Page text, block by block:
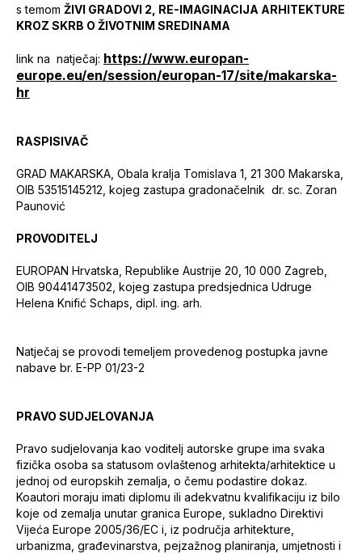
s temom ŽIVI GRADOVI 2, RE-IMAGINACIJA ARHITEKTURE
KROZ SKRB O ŽIVOTNIM SREDINAMA
link na natječaj: https://www.europan-
europe.eu/en/session/europan-17/site/makarska-
hr
RASPISIVAČ
GRAD MAKARSKA, Obala kralja Tomislava 1, 21 300 Makarska,
OIB 53515145212, kojeg zastupa gradonačelnik dr. sc. Zoran
Paunović
PROVODITELJ
EUROPAN Hrvatska, Republike Austrije 20, 10 000 Zagreb,
OIB 90441473502, kojeg zastupa predsjednica Udruge
Helena Knifić Schaps, dipl. ing. arh.
Natječaj se provodi temeljem provedenog postupka javne
nabave br. E-PP 01/23-2
PRAVO SUDJELOVANJA
Pravo sudjelovanja kao voditelj autorske grupe ima svaka
fizička osoba sa statusom ovlaštenog arhitekta/arhitektice u
jednoj od europskih zemalja, o čemu podastire dokaz.
Koautori moraju imati diplomu ili adekvatnu kvalifikaciju iz bilo
koje od zemalja unutar granica Europe, sukladno Direktivi
Vijeća Europe 2005/36/EC i, iz područja arhitekture,
urbanizma, građevinarstva, pejzažnog planiranja, umjetnosti i